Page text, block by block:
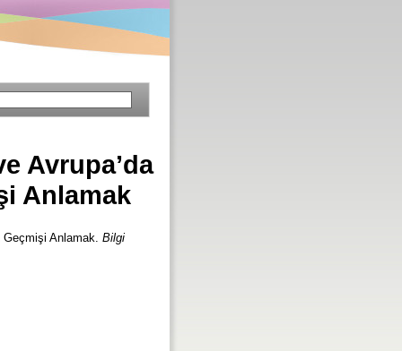
Avrupa’da
Anlamak
Geçmişi Anlamak. Bilgi